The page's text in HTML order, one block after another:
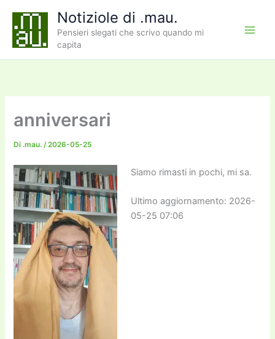
contenuto
Notiziole di .mau.
Pensieri slegati che scrivo quando mi
capita
anniversari
Di .mau./2026-05-25
Siamo rimasti in pochi, mi sa.
Ultimo aggiornamento: 2026-
05-25 07:06